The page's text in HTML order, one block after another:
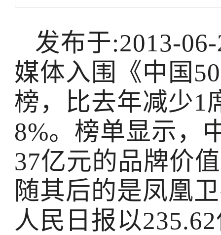
发布于:2013-
媒体入围《中国
榜，比去年减少1
8%。榜单显示，
37亿元的品牌价
随其后的是凤凰
人民日报以